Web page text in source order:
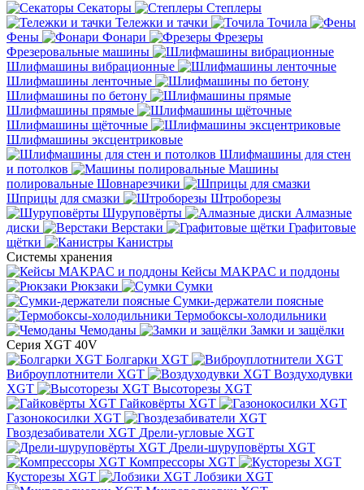
Секаторы
Степлеры
Тележки и тачки
Точила
Фены
Фонари
Фрезеры
Фрезеровальные машины
Шлифмашины вибрационные
Шлифмашины ленточные
Шлифмашины по бетону
Шлифмашины прямые
Шлифмашины щёточные
Шлифмашины эксцентриковые
Шлифмашины для стен
и потолков
Машины
полировальные Шовнарезчики
Шприцы для смазки
Штроборезы
Шуруповёрты
Алмазные
диски
Верстаки
Графитовые
щётки
Канистры
Системы хранения
Кейсы MAKPAC и поддоны
Рюкзаки
Сумки
Сумки-держатели поясные
Термобоксы-холодильники
Чемоданы
Замки и защёлки
Серия XGT 40V
Болгарки XGT
Виброуплотнители XGT
Воздуходувки
XGT
Высоторезы XGT
Гайковёрты XGT
Газонокосилки XGT
Гвоздезабиватели XGT Дрели-угловые XGT
Дрели-шуруповёрты XGT
Компрессоры XGT
Кусторезы XGT
Лобзики XGT